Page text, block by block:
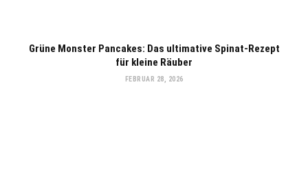
Grüne Monster Pancakes: Das ultimative Spinat-Rezept
für kleine Räuber
FEBRUAR 28, 2026